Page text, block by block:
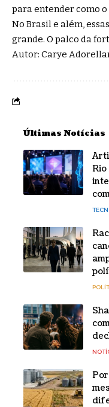
para entender como
No Brasil e além,
grande. O palco da
Autor: Carye
Últimas Notícias
Rio